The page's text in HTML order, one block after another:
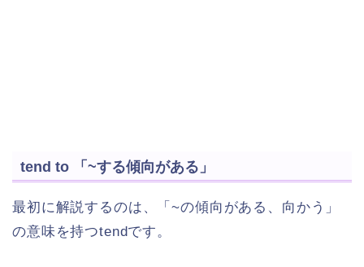
tend to 「~する傾向がある」
最初に解説するのは、「~の傾向がある、向かう」
の意味を持つtendです。